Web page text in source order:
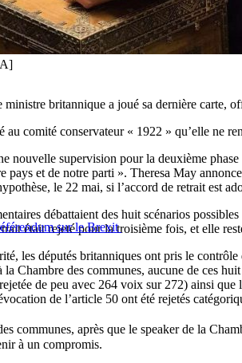
britannique a joué sa dernière carte,
comité conservateur « 1922 » qu’elle ne
nouvelle supervision pour la deuxième
pays et de notre parti ». Theresa May
le 22 mai, si l’accord de retrait est
sur le Brexit
débattaient des huit scénarios
était rejeté pour la troisième fois, et elle
les députés britanniques ont pris le
Chambre des communes, aucune de ces
de peu avec 264 voix sur 272) ainsi
de l’article 50 ont été rejetés
communes, après que le speaker de la
à un compromis.